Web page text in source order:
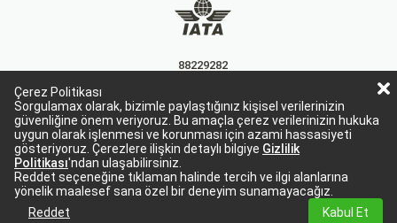
Çerez Politikası
Sorgulamax olarak, bizimle paylaştığınız kişisel verilerinizin
güvenliğine önem veriyoruz. Bu amaçla çerez verilerinizin hukuka
uygun olarak işlenmesi ve korunması için azami hassasiyeti
gösteriyoruz. Çerezlere ilişkin detaylı bilgiye Gizlilik
Politikası'ndan ulaşabilirsiniz.
Reddet seçeneğine tıklaman halinde tercih ve ilgi alanlarına
yönelik maalesef sana özel bir deneyim sunamayacağız.
Reddet
Kabul Et
88229282
15863
Sorgulamax Turizim, TURSAB Belge No: 15863